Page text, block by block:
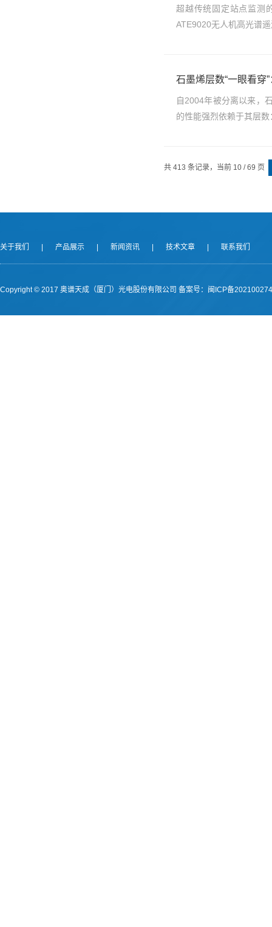
超越传统固定站点监测
ATE9020无人机高光谱
石墨烯层数“一眼看穿
自2004年被分离以来，
的性能强烈依赖于其层
共 413 条记录，当前 10 / 69 页
关于我们 产品展示 新闻资讯 技术文章 联系我们
Copyright © 2017 奥谱天成（厦门）光电股份有限公司 备案号：闽ICP备